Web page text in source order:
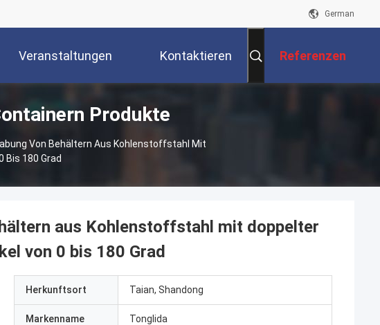
German
Veranstaltungen Kontaktieren Referenzen
Produkte
Von Behältern Aus Kohlenstoffstahl Mit
Bis 180 Grad
aus Kohlenstoffstahl mit doppelter
von 0 bis 180 Grad
Herkunftsort Taian, Shandong
Markenname Tonglida